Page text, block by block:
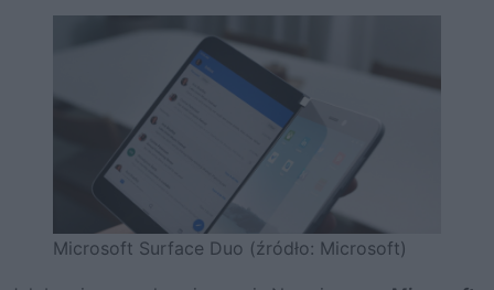
Microsoft Surface Duo (źródło: Microsoft)